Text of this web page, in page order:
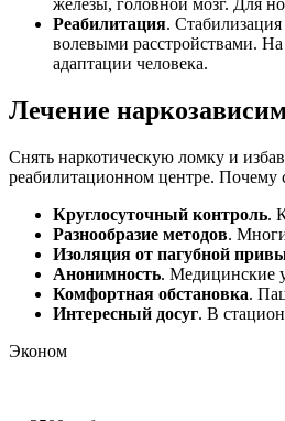
Реабилитация.
волевыми расстройствами.
адаптации человека.
Лечение
Снять наркотическую ломку и
реабилитационном центре. Почему
Круглосуточный контроль.
Разнообразие методов.
Изоляция от пагубной
Анонимность. Медицинские
Комфортная обстановка.
Интересный досуг. В
Эконом